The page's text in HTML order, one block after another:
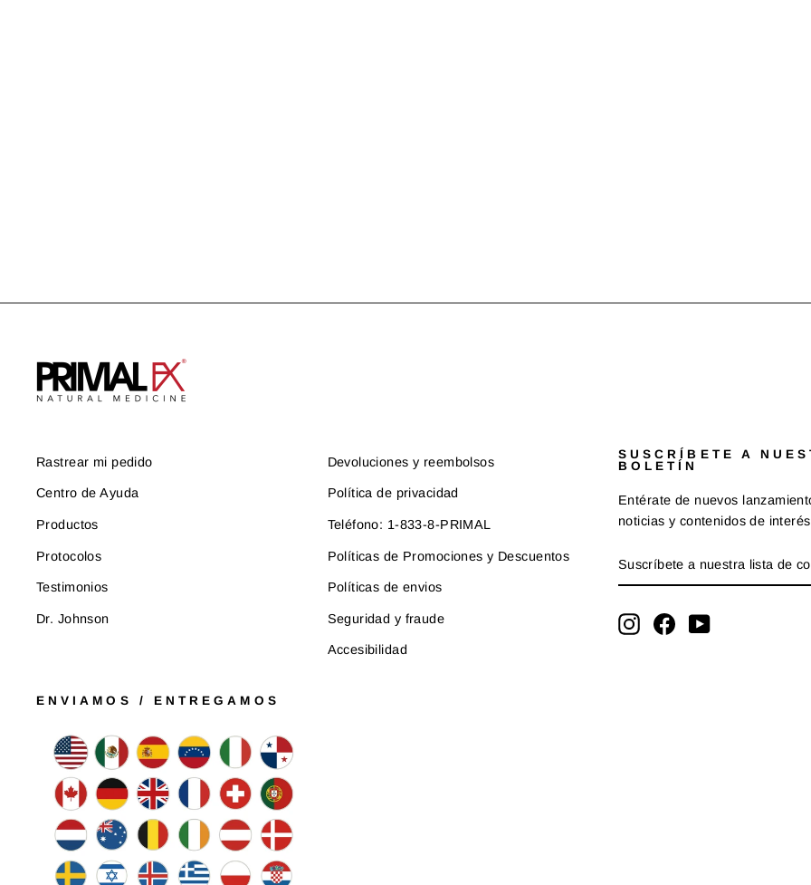
Rastrear mi pedido
Centro de Ayuda
Productos
Protocolos
Testimonios
Dr. Johnson
Devoluciones y reembolsos
Política de privacidad
Teléfono: 1-833-8-PRIMAL
Políticas de Promociones y Descuentos
Políticas de envios
Seguridad y fraude
Accesibilidad
SUSCRÍBETE A
BOLETÍN
Entérate de nuevos
noticias y contenidos de
A
NUESTRA
DE
CORREO
InstagramFacebookYouTube
ENVIAMOS / ENTREGAMOS